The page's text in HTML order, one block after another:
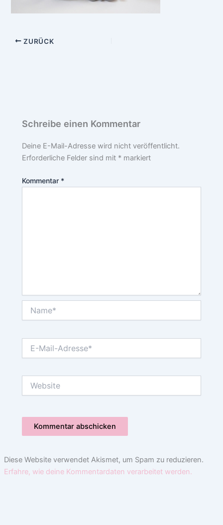
ZURÜCK
Schreibe einen Kommentar
Deine E-Mail-Adresse wird nicht veröffentlicht.
Erforderliche Felder sind mit * markiert
Kommentar *
Mail-
Diese Website verwendet Akismet, um Spam zu reduzieren.
Erfahre, wie deine Kommentardaten verarbeitet werden.